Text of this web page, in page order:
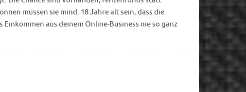
müssen sie mind. 18 Jahre alt sein, dass die
aus deinem Online-Business nie so ganz